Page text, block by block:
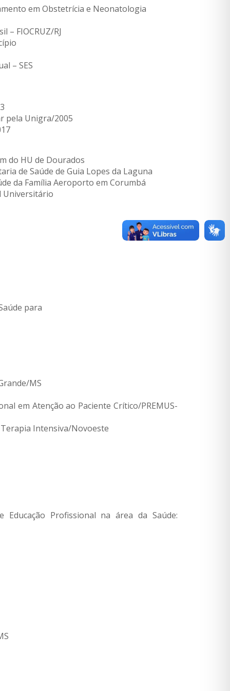
em Obstetrícia e Neonatologia
– FIOCRUZ/RJ
– SES
pela Unigra/2005
do HU de Dourados
de Saúde de Guia Lopes da Laguna
da Família Aeroporto em Corumbá
Universitário
para
MS
em Atenção ao Paciente Crítico/PREMUS-
Intensiva/Novoeste
Educação Profissional na área da Saúde: